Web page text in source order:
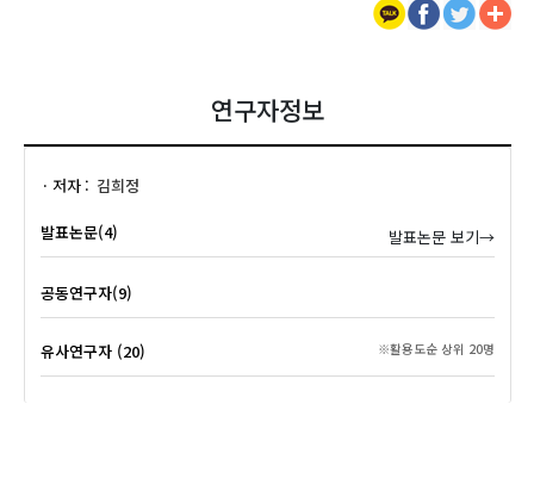
연구자정보
저자 김희정
발표논문(4) 발표논문 보기→
공동연구자(9)
유사연구자 (20) ※활용도순 상위 20명